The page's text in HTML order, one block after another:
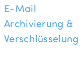
E-Mail
Archivierung &
Verschlüsselung